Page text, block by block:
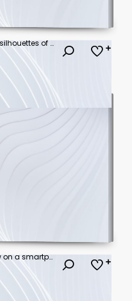
Colorful urban night scene with silhouettes of people walking amidst vibrant bokeh lights
A person leaving a 5-star review on a smartphone. Ideal for use in online reviews, customer satisfaction, and reputation management themes.